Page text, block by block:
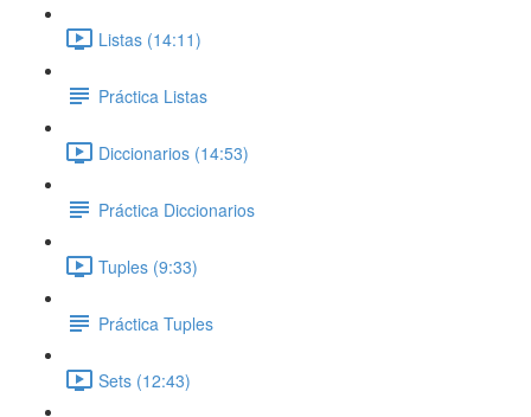
Listas (14:11)
Práctica Listas
Diccionarios (14:53)
Práctica Diccionarios
Tuples (9:33)
Práctica Tuples
Sets (12:43)